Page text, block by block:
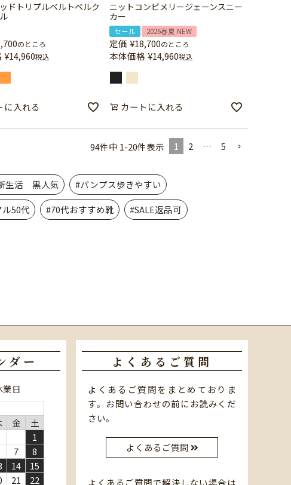
ドトリプルベルトベルク
のところ
¥14,960税込
に入れる
ニットコンビメリージェーンスニー
カー
セール 2026春夏 NEW
定価 ¥18,700のところ
本体価格 ¥14,960税込
カートに入れる
94件中 1-20件表示 1 2 … 5
生活 黒人気 #パンプス歩きやすい
50代 #70代おすすめ靴 #SALE返品可
ダー
日
金
土
1
7
8
14
15
21 22
よくあるご質問
よくあるご質問をまとめておりま
す。お問い合わせの前にお読みくだ
さい。
よくあるご質問
よくあるご質問で解決しない場合は